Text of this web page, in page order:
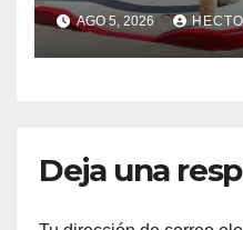
cruces
Cabos
AGO 5, 2026
Deja una